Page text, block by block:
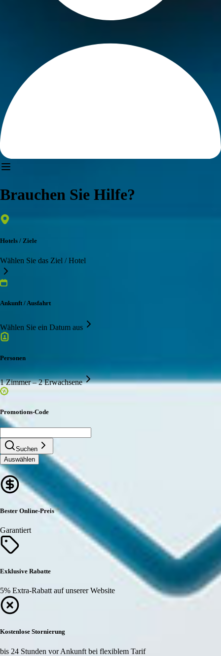
Brauchen Sie Hilfe?
Hotels / Ziele
Wählen Sie das Ziel / Hotel
Ankunft / Ausfahrt
Wählen Sie ein Datum aus
Personen
1 Zimmer – 2 Erwachsene
Promotions-Code
Suchen
Auswählen
Bester Online-Preis
Garantiert
Exklusive Rabatte
5% Extra-Rabatt auf unserer Website
Kostenlose Stornierung
bis 24 Stunden vor Ankunft bei flexiblem Tarif